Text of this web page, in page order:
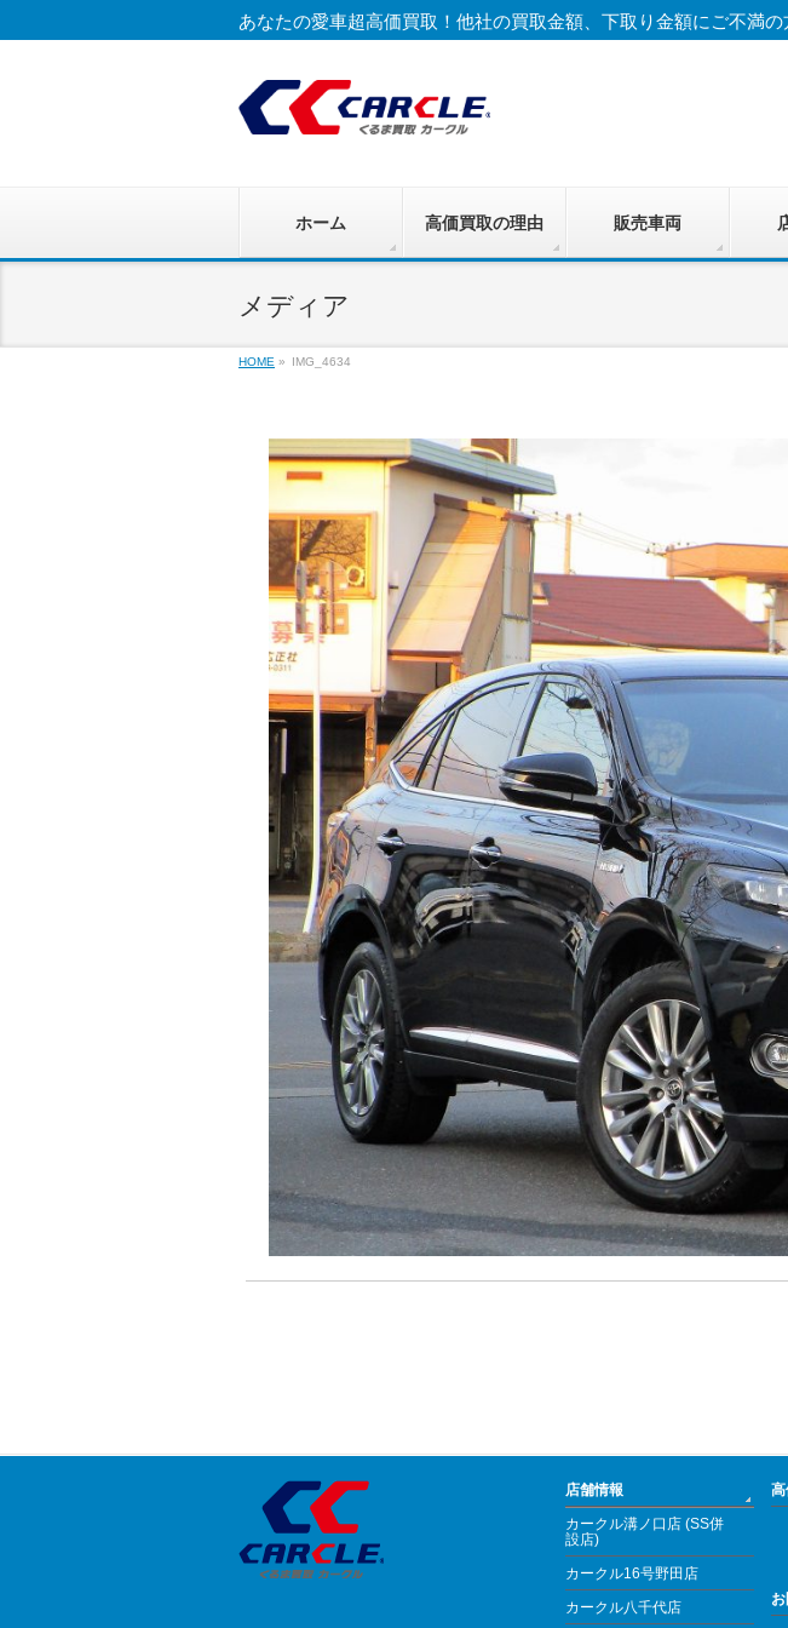
あなたの愛車超高価買取！他社の買取金額、下取り金額にご不満
ホーム 高価買取の理由 販売車両
メディア
HOME » IMG_4634
店舗情報
カークル溝ノ口店 (SS併
設店)
カークル16号野田店
カークル八千代店